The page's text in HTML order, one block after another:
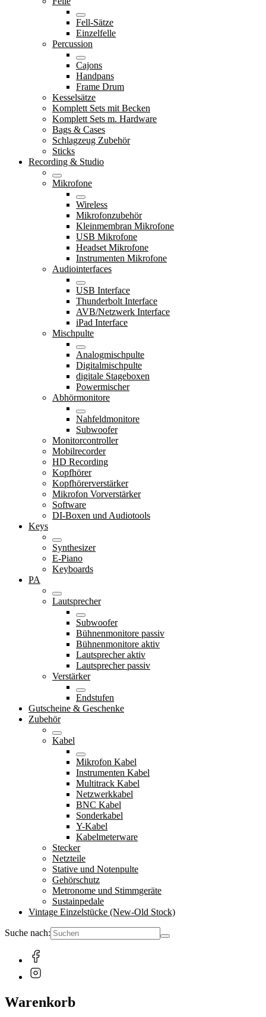
Fell-Sätze
Einzelfelle
Percussion
Cajons
Handpans
Frame Drum
Kesselsätze
Komplett Sets mit Becken
Komplett Sets m. Hardware
Bags & Cases
Schlagzeug Zubehör
Sticks
Recording & Studio
Mikrofone
Wireless
Mikrofonzubehör
Kleinmembran Mikrofone
USB Mikrofone
Headset Mikrofone
Instrumenten Mikrofone
Audiointerfaces
USB Interface
Thunderbolt Interface
AVB/Netzwerk Interface
iPad Interface
Mischpulte
Analogmischpulte
Digitalmischpulte
digitale Stageboxen
Powermischer
Abhörmonitore
Nahfeldmonitore
Subwoofer
Monitorcontroller
Mobilrecorder
HD Recording
Kopfhörer
Kopfhörerverstärker
Mikrofon Vorverstärker
Software
DI-Boxen und Audiotools
Keys
Synthesizer
E-Piano
Keyboards
PA
Lautsprecher
Subwoofer
Bühnenmonitore passiv
Bühnenmonitore aktiv
Lautsprecher aktiv
Lautsprecher passiv
Verstärker
Endstufen
Gutscheine & Geschenke
Zubehör
Kabel
Mikrofon Kabel
Instrumenten Kabel
Multitrack Kabel
Netzwerkkabel
BNC Kabel
Sonderkabel
Y-Kabel
Kabelmeterware
Stecker
Netzteile
Stative und Notenpulte
Gehörschutz
Metronome und Stimmgeräte
Sustainpedale
Vintage Einzelstücke (New-Old Stock)
Suche nach:
Warenkorb